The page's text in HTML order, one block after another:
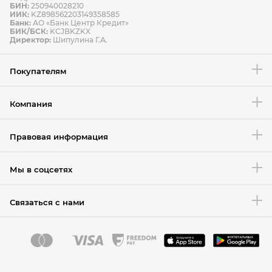
Условия возврата товара
БИН: 250940028210
ИИК: KZ898562203149358585
Банк: АО «Банк Центр Кредит»
БИК/БСК: KCJBKZKX
Директор: Шипулина Г.А.
Покупателям
Компания
Правовая информация
Мы в соцсетях
Связаться с нами